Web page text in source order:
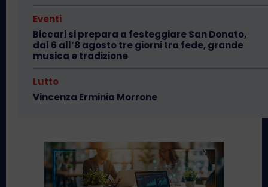
Eventi
Biccari si prepara a festeggiare San Donato,
dal 6 all’8 agosto tre giorni tra fede, grande
musica e tradizione
Lutto
Vincenza Erminia Morrone